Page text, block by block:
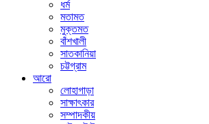
ধর্ম
মতামত
মুক্তমত
বাঁশখালী
সাতকানিয়া
চট্টগ্রাম
আরো
লোহাগাড়া
সাক্ষাৎকার
সম্পাদকীয়